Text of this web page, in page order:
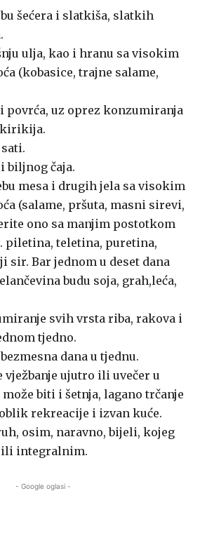
šećera i slatkiša, slatkih
ulja, kao i hranu sa visokim
(kobasice, trajne salame,
i povrća, uz oprez konzumiranja
biljnog čaja.
mesa i drugih jela sa visokim
(salame, pršuta, masni sirevi,
ono sa manjim postotkom
piletina, teletina, puretina,
sir. Bar jednom u deset dana
budu soja, grah,leća,
svih vrsta riba, rakova i
tjedno.
dana u tjednu.
vježbanje ujutro ili uvečer u
biti i šetnja, lagano trčanje
rekreacije i izvan kuće.
osim, naravno, bijeli, kojeg
integralnim.
- Google oglasi -